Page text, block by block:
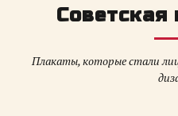
Советская
Плакаты, которые стали